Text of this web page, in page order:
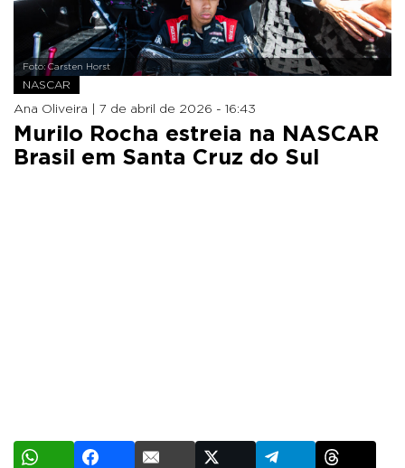
Foto: Carsten Horst
NASCAR
Ana Oliveira | 7 de abril de 2026 - 16:43
Murilo Rocha estreia na NASCAR
Brasil em Santa Cruz do Sul